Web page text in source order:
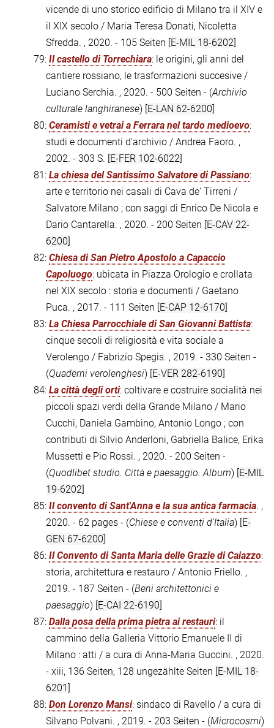
vicende di uno storico edificio di Milano tra il XIV e
il XIX secolo / Maria Teresa Donati, Nicoletta
Sfredda. , 2020. - 105 Seiten [E-MIL 18-6202]
79: Il castello di Torrechiara: le origini, gli anni del
cantiere rossiano, le trasformazioni succesive /
Luciano Serchia. , 2020. - 500 Seiten - (Archivio
culturale langhiranese) [E-LAN 62-6200]
80: Ceramisti e vetrai a Ferrara nel tardo medioevo:
studi e documenti d'archivio / Andrea Faoro. ,
2002. - 303 S. [E-FER 102-6022]
81: La chiesa del Santissimo Salvatore di Passiano:
arte e territorio nei casali di Cava de' Tirreni /
Salvatore Milano ; con saggi di Enrico De Nicola e
Dario Cantarella. , 2020. - 200 Seiten [E-CAV 22-
6200]
82: Chiesa di San Pietro Apostolo a Capaccio
Capoluogo: ubicata in Piazza Orologio e crollata
nel XIX secolo : storia e documenti / Gaetano
Puca. , 2017. - 111 Seiten [E-CAP 12-6170]
83: La Chiesa Parrocchiale di San Giovanni Battista:
cinque secoli di religiosità e vita sociale a
Verolengo / Fabrizio Spegis. , 2019. - 330 Seiten -
(Quaderni verolenghesi) [E-VER 282-6190]
84: La città degli orti: coltivare e costruire socialità nei
piccoli spazi verdi della Grande Milano / Mario
Cucchi, Daniela Gambino, Antonio Longo ; con
contributi di Silvio Anderloni, Gabriella Balice, Erika
Mussetti e Pio Rossi. , 2020. - 200 Seiten -
(Quodlibet studio. Città e paesaggio. Album) [E-MIL
19-6202]
85: Il convento di Sant'Anna e la sua antica farmacia. ,
2020. - 62 pages - (Chiese e conventi d'Italia) [E-
GEN 67-6200]
86: Il Convento di Santa Maria delle Grazie di Caiazzo:
storia, architettura e restauro / Antonio Friello. ,
2019. - 187 Seiten - (Beni architettonici e
paesaggio) [E-CAI 22-6190]
87: Dalla posa della prima pietra ai restauri: il
cammino della Galleria Vittorio Emanuele II di
Milano : atti / a cura di Anna-Maria Guccini. , 2020.
- xiii, 136 Seiten, 128 ungezählte Seiten [E-MIL 18-
6201]
88: Don Lorenzo Mansi: sindaco di Ravello / a cura di
Silvano Polvani. , 2019. - 203 Seiten - (Microcosmi)